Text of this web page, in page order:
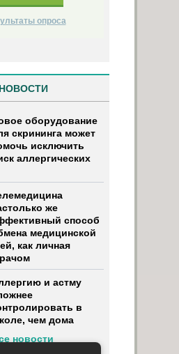
опроса
НОВОСТИ
оборудование
скрининга может
исключить
аллергических
же
способ
медицинской
как личная
и астму
в
чем дома
новости